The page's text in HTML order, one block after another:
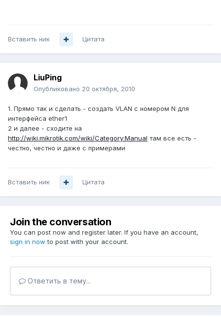
Вставить ник Цитата
LiuPing
Опубликовано 20 октября, 2010
1. Прямо так и сделать - создать VLAN с номером N для
интерфейса ether1
2 и далее - сходите на
http://wiki.mikrotik.com/wiki/Category:Manual там все есть -
честно, честно и даже с примерами
Вставить ник Цитата
Join the conversation
You can post now and register later. If you have an account,
sign in now to post with your account.
Ответить в тему...